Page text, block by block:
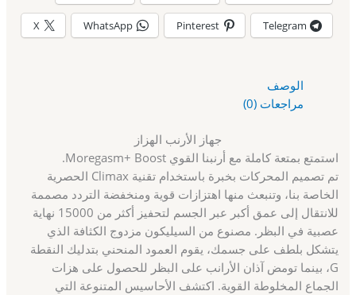
Telegram
Pinterest
WhatsApp
X
الوصف
مراجعات (0)
جهاز الأرنب الهزاز
استمتع بمتعة كاملة مع أرنبنا القوي Moregasm+ Boost.
تم تصميم المحركات بخبرة باستخدام تقنية Climax الحصرية
الخاصة بنا، وتنبعث منها اهتزازات قوية ومنخفضة التردد مصممة
للانتقال إلى عمق أكبر عبر الجسم لتحفيز أكثر من 15000 نهاية
عصبية في البظر. مصنوع من السيليكون مزدوج الكثافة الذي
يتشكل بلطف على جسمك، يقوم العمود المنحني بتدليك النقطة
G، بينما تومض آذان الأرانب على البظر للحصول على هزات
الجماع المخلوطة القوية. اكتشف الأحاسيس المتنوعة التي